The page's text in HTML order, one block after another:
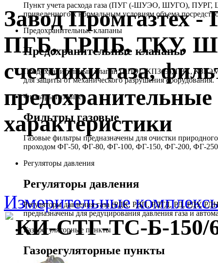
Пункт учета расхода газа (ПУГ (-ШУЭО, ШУГО), ПУРГ,
приведенного к нормальным условиям объема
Предохранительные клапаны
Предохранительные клапаны
Предохранительный клапан (КПЭГ, КПЗ(Э), ПЗК,
для защиты от механического разрушения оборудования.
Фильтры газовые
Фильтры газовые
Газовые фильтры предназначены для очистки
проходом ФГ-50, ФГ-80, ФГ-100, ФГ-150, ФГ-200, ФГ-
Регуляторы давления
Регуляторы давления
Регуляторы давления газа (РДК, РДП, РДГД, РД, РДУ,
предназначены для редуцирования давления газа и
Газорегуляторные пункты
Газорегуляторные пункты
Завод
ПГБ, ГРПБ, ТКУ,
счетчики газа,
характеристики
Измерительные
КИ-СТГ-ТС-Б-150/